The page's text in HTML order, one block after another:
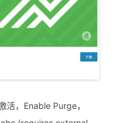
，Enable Purge，